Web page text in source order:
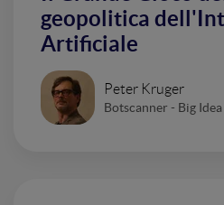
geopolitica
Artificiale
Peter Kruger
Botscanner - Big